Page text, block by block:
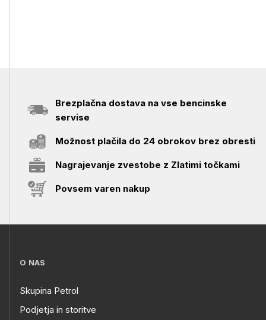
Brezplačna dostava na vse bencinske
servise
Možnost plačila do 24 obrokov brez obresti
Nagrajevanje zvestobe z Zlatimi točkami
Povsem varen nakup
O NAS
Skupina Petrol
Podjetja in storitve